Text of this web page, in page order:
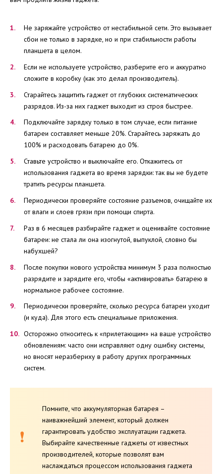
Не заряжайте устройство от нестабильной сети. Это вызывает
сбои не только в зарядке, но и при стабильности работы
планшета в целом.
Если не используете устройство, разберите его и аккуратно
сложите в коробку (как это делал производитель).
Старайтесь защитить гаджет от глубоких систематических
разрядов. Из-за них гаджет выходит из строя быстрее.
Подключайте зарядку только в том случае, если питание
батареи составляет меньше 20%. Старайтесь заряжать до
100% и расходовать батарею до 0%.
Ставьте устройство и выключайте его. Откажитесь от
использования гаджета во время зарядки: так вы не будете
тратить ресурсы планшета.
Периодически проверяйте состояние разъемов, очищайте их
от влаги и слоев грязи при помощи спирта.
Раз в 6 месяцев разбирайте гаджет и оценивайте состояние
батареи: не стала ли она изогнутой, выпуклой, словно бы
набухшей?
После покупки нового устройства минимум 3 раза полностью
разрядите и зарядите его, чтобы «активировать» батарею в
нормальное рабочее состояние.
Периодически проверяйте, сколько ресурса батареи уходит
(и куда). Для этого есть специальные приложения.
Осторожно относитесь к «прилетающим» на ваше устройство
обновлениям: часто они исправляют одну ошибку системы,
но вносят неразбериху в работу других программных
систем.
Помните, что аккумуляторная батарея –
наиважнейший элемент, который должен
гарантировать удобство эксплуатации гаджета.
Выбирайте качественные гаджеты от известных
производителей, которые позволят вам
наслаждаться процессом использования гаджета